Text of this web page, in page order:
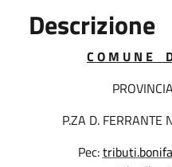
Descrizione
C O M U N E
P.ZA D.
Pec: